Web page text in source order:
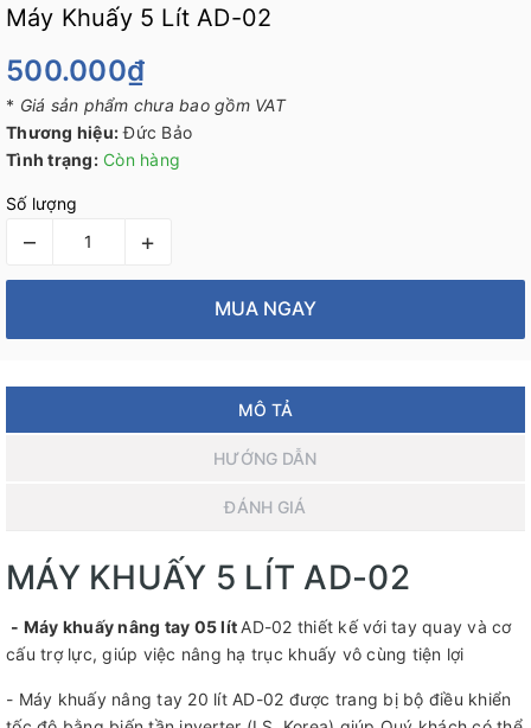
Máy Khuấy 5 Lít AD-02
500.000₫
* Giá sản phẩm chưa bao gồm VAT
Thương hiệu: Đức Bảo
Tình trạng: Còn hàng
Số lượng
– +
MUA NGAY
MÔ TẢ
HƯỚNG DẪN
ĐÁNH GIÁ
MÁY KHUẤY 5 LÍT AD-02
- Máy khuấy nâng tay 05 lít AD-02 thiết kế với tay quay và cơ
cấu trợ lực, giúp việc nâng hạ trục khuấy vô cùng tiện lợi
- Máy khuấy nâng tay 20 lít AD-02 được trang bị bộ điều khiển